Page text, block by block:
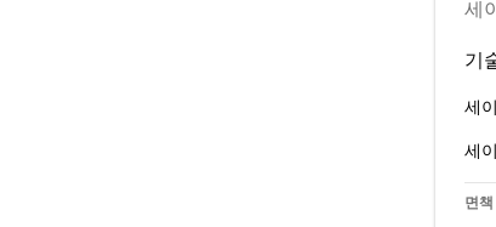
세
기
세이
세이
면